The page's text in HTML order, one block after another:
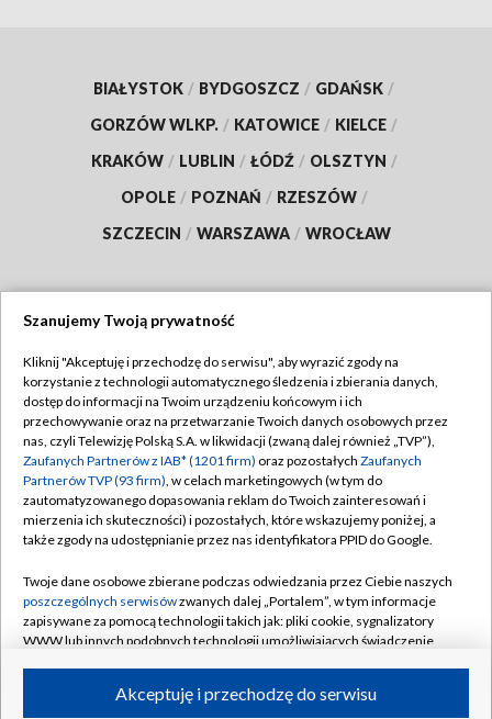
BIAŁYSTOK / BYDGOSZCZ / GDAŃSK /
GORZÓW WLKP. / KATOWICE / KIELCE /
KRAKÓW / LUBLIN / ŁÓDŹ / OLSZTYN /
OPOLE / POZNAŃ / RZESZÓW /
SZCZECIN / WARSZAWA / WROCŁAW
TVP
Abonament TVP
Emisja w TVP
Centrum informacji TVP
Naziemna Telewizja Cyfrowa
Rada Programowa
System NOS
Informacje o nadawcy
Program dla prasy
Regulamin TVP
Polityka prywatności
Moje zgody
Pomoc
Kontakt
Kanały
Szanujemy Twoją prywatność
Kliknij "Akceptuję i przechodzę do serwisu", aby wyrazić zgody na
korzystanie z technologii automatycznego śledzenia i zbierania danych,
dostęp do informacji na Twoim urządzeniu końcowym i ich
przechowywanie oraz na przetwarzanie Twoich danych osobowych przez
nas, czyli Telewizję Polską S.A. w likwidacji (zwaną dalej również „TVP”),
Zaufanych Partnerów z IAB* (1201 firm) oraz pozostałych Zaufanych
Partnerów TVP (93 firm), w celach marketingowych (w tym do
zautomatyzowanego dopasowania reklam do Twoich zainteresowań i
mierzenia ich skuteczności) i pozostałych, które wskazujemy poniżej, a
także zgody na udostępnianie przez nas identyfikatora PPID do Google.
Twoje dane osobowe zbierane podczas odwiedzania przez Ciebie naszych
poszczególnych serwisówzwanych dalej „Portalem”, w tym informacje
zapisywane za pomocą technologii takich jak: pliki cookie, sygnalizatory
WWW lub innych podobnych technologii umożliwiających świadczenie
ruchu w Internecie.Akceptuję i przechodzę do serwisu